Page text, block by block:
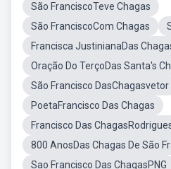
São FranciscoTeve Chagas
São FranciscoCom Chagas
Francisca JustinianaDas
Oração Do TerçoDas Santa's
São Francisco DasChagasvetor
PoetaFrancisco Das Chagas
Francisco Das
800 AnosDas Chagas De São
Sao Francisco Das ChagasPNG